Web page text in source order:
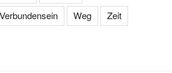
Verbundensein Weg Zeit